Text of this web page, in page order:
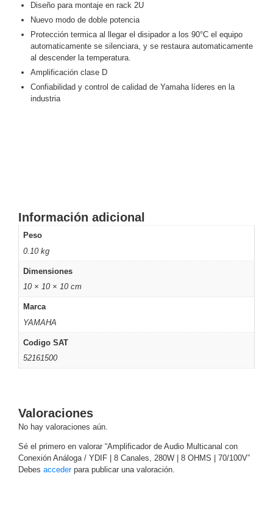
Respaldo
Inyectores
PoE
PDU
Plantas
de
EnergíaPoE
de Largo
AlcanceUPS
- No Break
Canales
Monitores
Pantallas
Mobiliario
AccesoriosMobiliario
Apoyo
/
Monitores
Seguridad
Corriente
AlternaCorriente
Directa
Servidores
/
Diseño para montaje en rack 2U
Nuevo modo de doble potencia
Protección termica al llegar el disipador a los 90°C el equipo
automaticamente se silenciara, y se restaura automaticamente
al descender la temperatura.
Amplificación clase D
Confiabilidad y control de calidad de Yamaha líderes en la
industria
Información adicional
Peso
0.10 kg
Dimensiones
10 × 10 × 10 cm
Marca
YAMAHA
Codigo SAT
52161500
Valoraciones
No hay valoraciones aún.
Sé el primero en valorar “Amplificador de Audio Multicanal con
Conexión Análoga / YDIF | 8 Canales, 280W | 8 OHMS | 70/100V”
Debes accederpara publicar una valoración.